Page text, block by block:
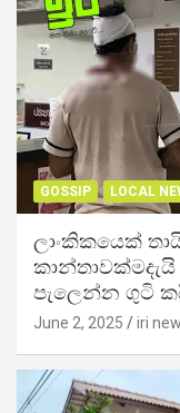
GOSSIP LOCAL
ලාංකිකයෙක්
පැලෙන්න ගුටි
June 2, 2025 iri